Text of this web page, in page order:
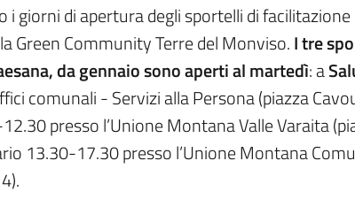
i giorni di apertura degli sportelli di facilitazione
Green Community Terre del Monviso.I tre
da gennaio sono aperti al martedì: a
comunali - Servizi alla Persona (piazza
presso l’Unione Montana Valle Varaita
13.30-17.30 presso l’Unione Montana